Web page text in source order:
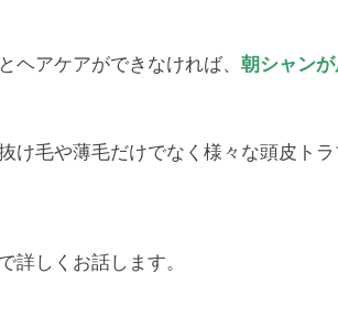
ヘアケアができなければ、 朝シャン
け毛や薄毛だけでなく様々な頭皮トラ
詳しくお話します。